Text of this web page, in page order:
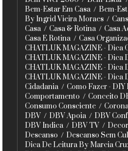
Bem-Estar Em Casa
Bem-
By Ingrid Vieira Moraes
Casa
Casa & Rotina
Casa
Casa E Rotina
Casa
CHATLUK MAGAZINE - Dica
CHATLUK MAGAZINE - Dica
CHATLUK MAGAZINE - Dica
CHATLUK MAGAZINE - Dica
Cidadania
Como Fazer - DIY
Comportamento
Conceito
Consumo Consciente
DBV
DBV Apoia
DBV
DBV Indica
DBV TV
Descanso
Descanso Sem
Dica De Leitura By Marcia